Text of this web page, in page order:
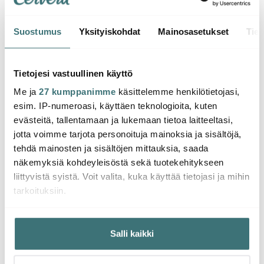
Suostumus Yksityiskohdat Mainosasetukset
Tietojesi vastuullinen käyttö
Me ja 27 kumppanimme käsittelemme henkilötietojasi,
esim. IP-numeroasi, käyttäen teknologioita, kuten
evästeitä, tallentamaan ja lukemaan tietoa laitteeltasi,
jotta voimme tarjota personoituja mainoksia ja sisältöjä,
tehdä mainosten ja sisältöjen mittauksia, saada
näkemyksiä kohdeyleisöstä sekä tuotekehitykseen
liittyvistä syistä. Voit valita, kuka käyttää tietojasi ja mihin
tarkoituksiin.
Jos sallit, haluamme myös tehdä seuraavia:
Kerätä tietoja maantieteellisestä sijainnistasi,
mahdollisesti muutaman metrin tarkkuudella
Salli kaikki
Iittala
cm 4 kpl Kirkas
66.00 € 110.00 €
Muutama jäljellä
Kirkas
27.00 €
Saatavilla
Saatat pitää myös näistä